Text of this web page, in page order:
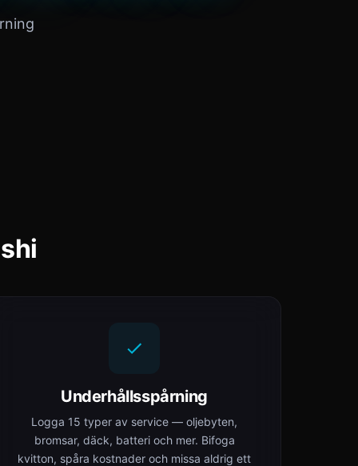
Underhållsspårning
Logga 15 typer av service — oljebyten,
bromsar, däck, batteri och mer. Bifoga
kvitton, spåra kostnader och missa aldrig ett